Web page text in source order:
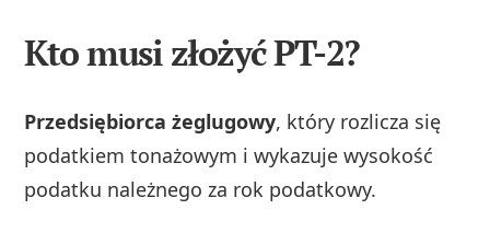
Kto musi złożyć PT-2?
Przedsiębiorca żeglugowy, który rozlicza się
podatkiem tonażowym i wykazuje wysokość
podatku należnego za rok podatkowy.